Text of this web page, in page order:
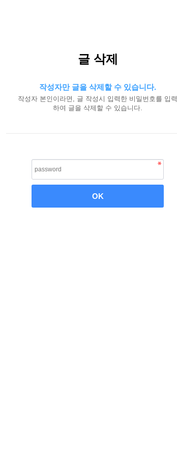
글 삭제
작성자만 글을 삭제할 수 있습니다.
작성자 본인이라면, 글 작성시 입력한 비밀번호를 입력
하여 글을 삭제할 수 있습니다.